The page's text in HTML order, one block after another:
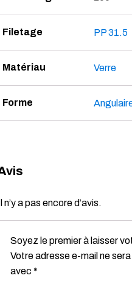
Filetage PP 31.5
Matériau Verre
Forme
n’y a pas encore d’avis.
Soyez le premier à laisser
Votre adresse e-mail ne
avec *